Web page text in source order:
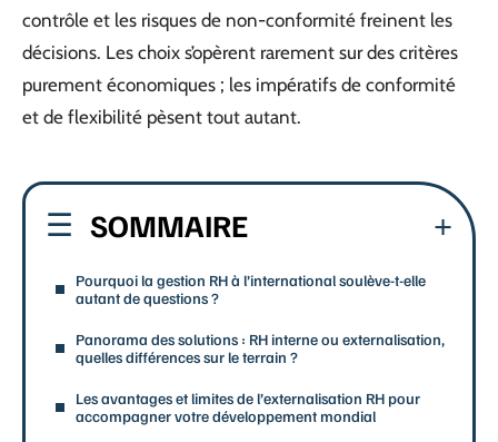
contrôle et les risques de non-conformité freinent les
décisions. Les choix s’opèrent rarement sur des critères
purement économiques ; les impératifs de conformité
et de flexibilité pèsent tout autant.
SOMMAIRE
Pourquoi la gestion RH à l’international soulève-t-elle
autant de questions ?
Panorama des solutions : RH interne ou externalisation,
quelles différences sur le terrain ?
Les avantages et limites de l’externalisation RH pour
accompagner votre développement mondial